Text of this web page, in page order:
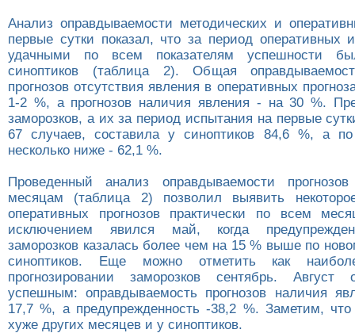
Анализ оправдываемости методических и
первые сутки показал, что за период оперативных
удачными по всем показателям успешности
синоптиков (таблица 2). Общая
прогнозов отсутствия явления в оперативных
1-2 %, а прогнозов наличия явления - на 30 %.
заморозков, а их за период испытания на первые
67 случаев, составила у синоптиков 84,6 %, а
несколько ниже - 62,1 %.
Проведенный анализ оправдываемости
месяцам (таблица 2) позволил выявить
оперативных прогнозов практически по всем
исключением явился май, когда
заморозков казалась более чем на 15 % выше по
синоптиков. Еще можно отметить как
прогнозировании заморозков сентябрь. Август
успешным: оправдываемость прогнозов наличия
17,7 %, а предупрежденность -38,2 %. Заметим, что
хуже других месяцев и у синоптиков.